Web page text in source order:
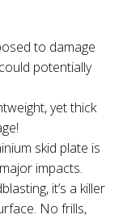
to damage
potentially
yet thick
skid plate is
impacts.
it’s a killer
No frills,